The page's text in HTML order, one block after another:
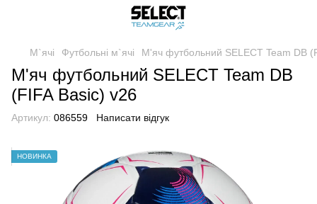
М`ячі Футбольні м`ячі М'яч футбольний SELECT Team DB
М'яч футбольний SELECT Team DB
(FIFA Basic) v26
Артикул: 086559 Написати відгук
НОВИНКА